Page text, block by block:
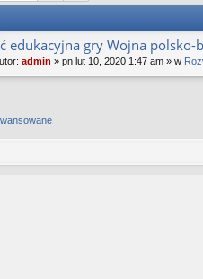
edukacyjna gry Wojna polsko-
admin » pn lut 10, 2020 1:47 am » w